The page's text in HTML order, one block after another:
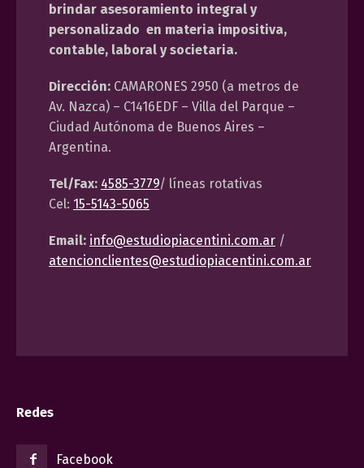
brindar asesoramiento integral y
personalizado en materia impositiva,
contable, laboral y societaria.
Dirección: CAMARONES 2950 (a metros de
Av. Nazca) – C1416EDF – Villa del Parque –
Ciudad Autónoma de Buenos Aires –
Argentina.
Tel/Fax: 4585-3779/ líneas rotativas
Cel: 15-5143-5065
Email: info@estudiopiacentini.com.ar /
atencionclientes@estudiopiacentini.com.ar
Redes
Facebook